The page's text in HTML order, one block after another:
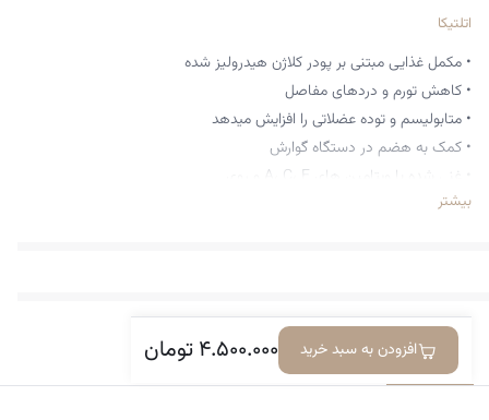
اتلتیکا
• مکمل غذایی مبتنی بر پودر کلاژن هیدرولیز شده
• کاهش تورم و دردهای مفاصل
• متابولیسم و توده عضلاتی را افزایش میدهد
• کمک به هضم در دستگاه گوارش
• غنی شده با ویتامین های A، C، E و روی
• به افزایش طبیعی اسیدهای آمینه در بدن کمک می کند و
بیشتر
۴.۵۰۰.۰۰۰تومان افزودن به سبد خریدمعرفی کالا دیدگاه‌ها